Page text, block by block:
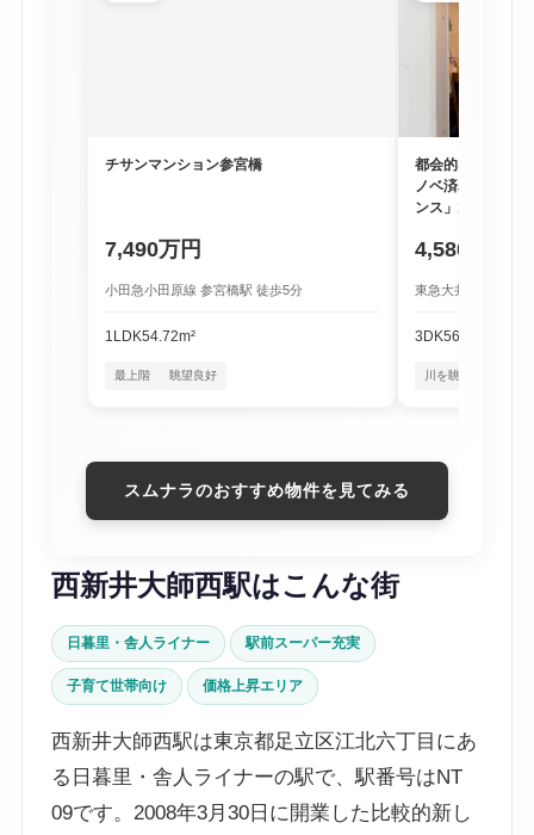
チサンマンション参宮橋
7,490万円
小田急小田原線 参宮橋駅 徒歩5分
1LDK54.72m²
最上階 眺望良好
都会的な利便性
ノベ済み物件「
ンス」1階
4,580万円
東急大井町線 尾山
3DK56.16m²
川を眺める暮らし
スムナラのおすすめ物件を見てみる
西新井大師西駅はこんな街
日暮里・舎人ライナー 駅前スーパー充実
子育て世帯向け 価格上昇エリア
西新井大師西駅は東京都足立区江北六丁目にあ
る日暮里・舎人ライナーの駅で、駅番号はNT
09です。2008年3月30日に開業した比較的新し